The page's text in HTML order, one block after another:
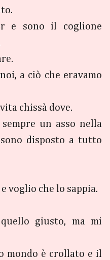
e sono il coglione
a ciò che eravamo
chissà dove.
un asso nella
disposto a tutto
voglio che lo sappia.
giusto, ma mi
mondo è crollato e il